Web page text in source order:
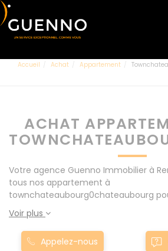
Accueil Achat Appartement
ACHAT
Votre agence Guenno Immobilier à
tous nos appartement à
townchateaubourg0chateaubourg
immobilier d' achat. Consultez l'ensemble de nos offres à
Rennes mais également aux alentours :
Montgermont... Nos appartement T2 à
townchateaubourg0chateaubourg sont
Voir plus
Appelez-nous